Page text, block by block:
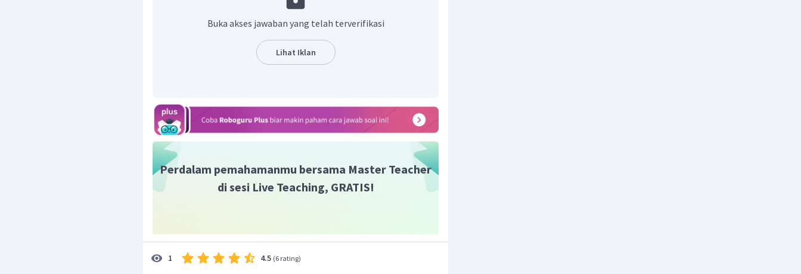
Buka akses jawaban yang telah terverifikasi
Lihat Iklan
Perdalam pemahamanmu bersama Master Teacher
di sesi Live Teaching, GRATIS!
1 4.5 (6 rating)